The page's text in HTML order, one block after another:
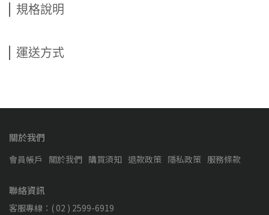
規格說明
運送方式
關於我們
會員帳戶 關於我們 購買須知 退款政策 隱私政策 服務條款
聯絡資訊
客服專線：( 02 ) 2599-6919